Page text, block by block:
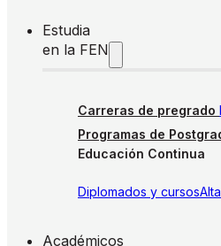
Estudia
en la FEN
Carreras de pregrado
Programas de
Educación Continua
Diplomados y cursos
Académicos